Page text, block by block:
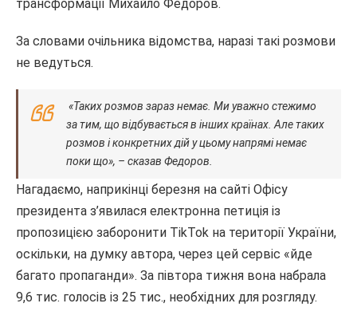
трансформації Михайло Федоров.
За словами очільника відомства, наразі такі розмови
не ведуться.
«Таких розмов зараз немає. Ми уважно стежимо
за тим, що відбувається в інших країнах. Але таких
розмов і конкретних дій у цьому напрямі немає
поки що», – сказав Федоров.
Нагадаємо, наприкінці березня на сайті Офісу
президента з’явилася електронна петиція із
пропозицією заборонити TikTok на території України,
оскільки, на думку автора, через цей сервіс «йде
багато пропаганди». За півтора тижня вона набрала
9,6 тис. голосів із 25 тис., необхідних для розгляду.